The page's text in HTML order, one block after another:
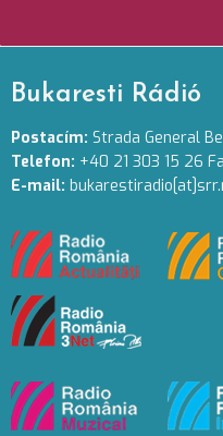
Bukaresti Rádió
Postacím: Strada General
Telefon: +40 21 303 15 26
E-mail: